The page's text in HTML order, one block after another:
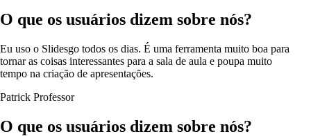
O que os usuários dizem sobre nós?
Eu uso o Slidesgo todos os dias. É uma ferramenta muito boa para
tornar as coisas interessantes para a sala de aula e poupa muito
tempo na criação de apresentações.
Patrick Professor
O que os usuários dizem sobre nós?